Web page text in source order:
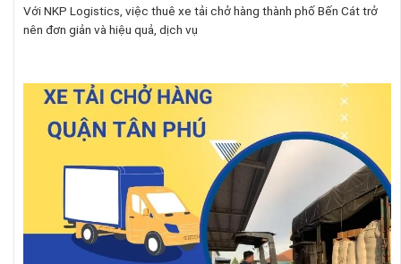
Với NKP Logistics, việc thuê xe tải chở hàng thành phố Bến Cát trở
nên đơn giản và hiệu quả, dịch vụ